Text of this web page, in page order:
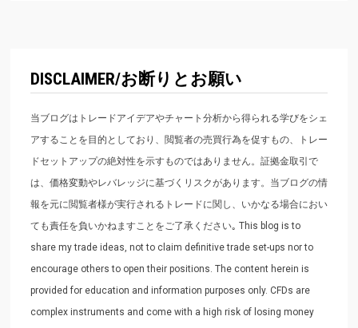
DISCLAIMER/お断りとお願い
当ブログはトレードアイデアやチャート分析から得られる学びをシェ
アすることを目的としており、閲覧者の売買行為を促すもの、トレー
ドセットアップの絶対性を示すものではありません。証拠金取引で
は、価格変動やレバレッジに基づくリスクがあります。当ブログの情
報を元に閲覧者様が実行されるトレードに関し、いかなる場合におい
ても責任を負いかねますことをご了承ください｡ This blog is to
share my trade ideas, not to claim definitive trade set-ups nor to
encourage others to open their positions. The content herein is
provided for education and information purposes only. CFDs are
complex instruments and come with a high risk of losing money